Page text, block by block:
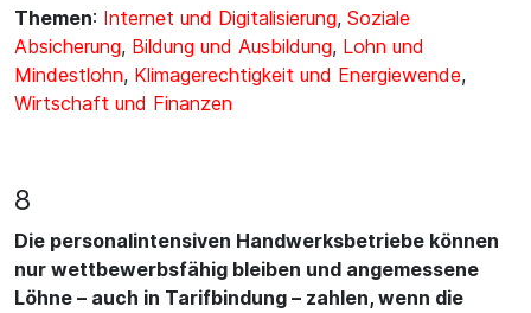
Themen: Internet und Digitalisierung, Soziale
Absicherung, Bildung und Ausbildung, Lohn und
Mindestlohn, Klimagerechtigkeit und Energiewende,
Wirtschaft und Finanzen
8
Die personalintensiven Handwerksbetriebe können
nur wettbewerbsfähig bleiben und angemessene
Löhne – auch in Tarifbindung – zahlen, wenn die